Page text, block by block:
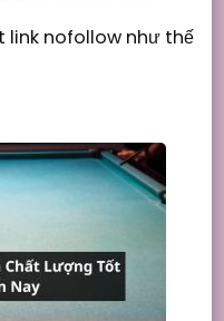
link nofollow như thế